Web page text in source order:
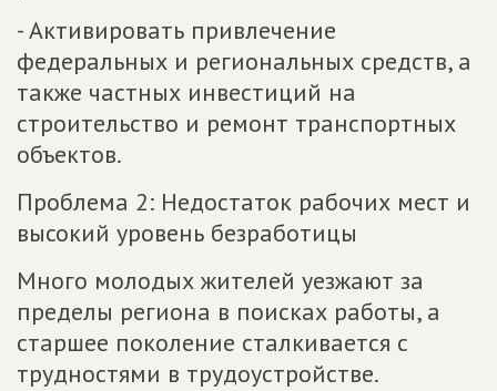
- Активировать привлечение
федеральных и региональных средств, а
также частных инвестиций на
строительство и ремонт транспортных
объектов.
Проблема 2: Недостаток рабочих мест и
высокий уровень безработицы
Много молодых жителей уезжают за
пределы региона в поисках работы, а
старшее поколение сталкивается с
трудностями в трудоустройстве.